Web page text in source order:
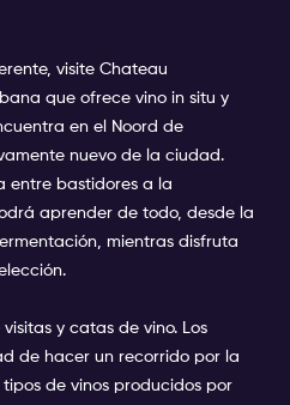
visite Chateau
que ofrece vino in situ y
en el Noord de
nuevo de la ciudad.
entre bastidores a la
aprender de todo, desde la
mientras disfruta
y catas de vino. Los
de hacer un recorrido por la
de vinos producidos por